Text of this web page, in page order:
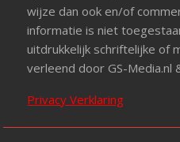
wijze dan ook en/of
informatie is niet
uitdrukkelijk schriftelijke of
verleend door GS-Media.nl
Privacy Verklaring